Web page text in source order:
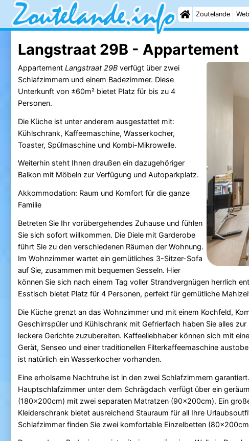
Zoutelande
Langstraat 29B - Appartement
Appartement Langstraat 29Bverfügt über zwei
Schlafzimmern und einem Badezimmer. Diese
Unterkunft von ±60m² bietet Platz für bis zu 4
Personen.
Die Küche ist unter anderem ausgestattet mit:
Kühlschrank, Kaffeemaschine, Wasserkocher,
Toaster, Spülmaschine und Kombi-Mikrowelle.
Weiterhin steht Ihnen draußen ein dazugehöriger
Balkon mit Möbeln zur Verfügung und Autoparkplatz.
Akkommodation: Raum und Komfort für die ganze
Familie
Betreten Sie Ihr vorübergehendes Zuhause und fühlen
Sie sich sofort willkommen. Die Diele mit Garderobe
führt Sie zu den verschiedenen Räumen der Wohnung.
Im Wohnzimmer wartet ein gemütliches 3-Sitzer-Sofa
auf Sie, zusammen mit bequemen Sesseln. Hier
können Sie sich nach einem Tag voller Strandvergnügen herrlich
Esstisch bietet Platz für 4 Personen, perfekt für gemütliche
Die Küche grenzt an das Wohnzimmer und mit einem Kochfeld,
Geschirrspüler und Kühlschrank mit Gefrierfach haben Sie alles zur
leckere Gerichte zuzubereiten. Kaffeeliebhaber können sich mit
Gerät, Senseo und einer traditionellen Filterkaffeemaschine
ist natürlich ein Wasserkocher vorhanden.
Eine erholsame Nachtruhe ist in den zwei Schlafzimmern
Hauptschlafzimmer unter dem Schrägdach verfügt über ein
(180x200cm) mit zwei separaten Matratzen (90x200cm). Ein
Kleiderschrank bietet ausreichend Stauraum für all Ihre
Schlafzimmer finden Sie zwei komfortable Einzelbetten